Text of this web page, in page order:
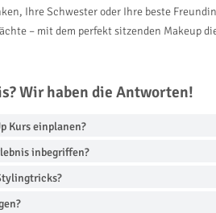
Ihre Schwester oder Ihre beste
– mit dem perfekt sitzenden
Wir haben die Antworten!
Kurs einplanen?
inbegriffen?